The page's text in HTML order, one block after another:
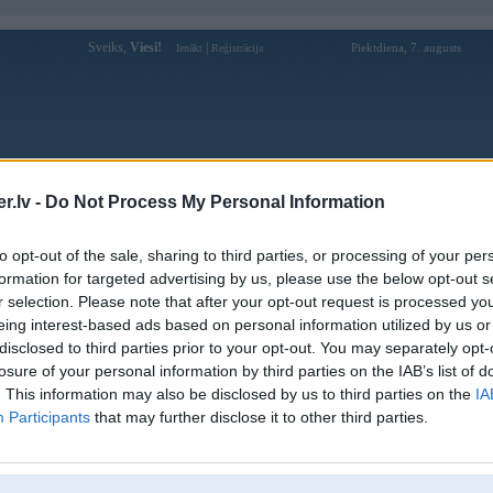
- Do Not Process My Personal Information
opt-out of the sale, sharing to third parties, or processing of your
for targeted advertising by us, please use the below opt-out
selection. Please note that after your opt-out request is processed
interest-based ads based on personal information utilized by us
to third parties prior to your opt-out. You may separately
of your personal information by third parties on the IAB’s list of
This information may also be disclosed by us to third parties on the
Participants that may further disclose it to other third parties.
Sveiks, Viesi! Ienākt Reģistrācija Piektdiena, 7. augusts
Forums Galerijas Reģistrācija Lietotāji
Lietotāja akemnics profils
Pēdējo reizi manīts: 19. Mar 2010, 14:11
Lietotājvārds:
akemnics
Pilsēta:
Rīga
Nodarbošanās:
Chrysler Jeep Dodge Auto Noma
Intereses:
Plaši pārstāvētas
[Pēdējie ziņojumi forumā]